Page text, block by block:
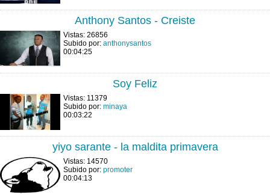
Anthony Santos - Creiste
Vistas: 26856
Subido por: anthonysantos
00:04:25
Soy Feliz
Vistas: 11379
Subido por: minaya
00:03:22
yiyo sarante - la maldita primavera
Vistas: 14570
Subido por: promoter
00:04:13